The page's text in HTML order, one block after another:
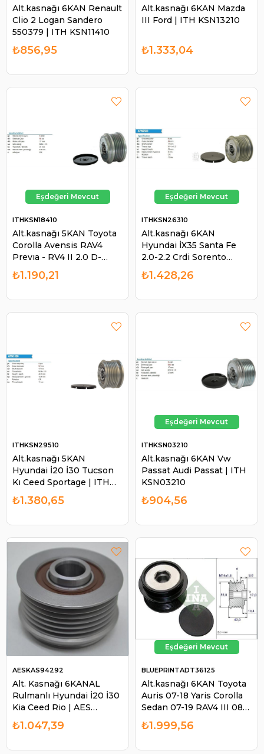
Alt.kasnağı 6KAN Renault
Clio 2 Logan Sandero
550379 | ITH KSN11410
₺856,95
Alt.kasnağı 6KAN Mazda
III Ford | ITH KSN13210
₺1.333,04
Alt.kasnağı 5KAN Toyota
Corolla Avensis RAV4
Prevıa - RV4 II 2.0 D-
4D18410 | ITH KSN18410
ITHKSN18410
₺1.190,21
Alt.kasnağı 6KAN
Hyundai İX35 Santa Fe
2.0-2.2 Crdi Sorento
Sportage Jaguar Xf Range
Rover Denso F-580053 |
ITHKSN26310
₺1.428,26
Alt.kasnağı 5KAN
Hyundai İ20 İ30 Tucson
Kı Ceed Sportage | ITH
KSN29510
ITHKSN29510
₺1.380,65
Alt.kasnağı 6KAN Vw
Passat Audi Passat | ITH
KSN03210
ITHKSN03210
₺904,56
Alt. Kasnağı 6KANAL
Rulmanlı Hyundai İ20 İ30
Kia Ceed Rio | AES
KAS94292
AESKAS94292
₺1.047,39
Alt.kasnağı 6KAN Toyota
Auris 07-18 Yaris Corolla
Sedan 07-19 RAV4 III 08-
13 535020810 |
BLUEPRINT ADT36125
BLUEPRINTADT36125
₺1.999,56